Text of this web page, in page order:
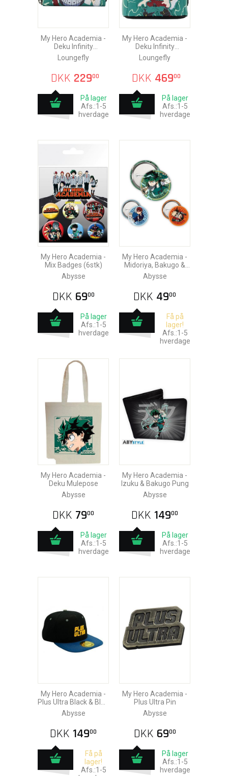
My Hero Academia -
Deku Infinity
Loungefly Pung
Loungefly
DKK 22900
På lager
Afs.:1-5
hverdage
My Hero Academia -
Deku Infinity
Loungefly Rygsæk
Loungefly
DKK 46900
På lager
Afs.:1-5
hverdage
My Hero Academia -
Mix Badges (6stk)
Abysse
DKK 6900
På lager
Afs.:1-5
hverdage
My Hero Academia -
Midoriya, Bakugo &
Todoroki Badges
(3stk)
Abysse
DKK 4900
Få på
lager!
Afs.:1-5
hverdage
My Hero Academia -
Deku Mulepose
Abysse
DKK 7900
På lager
Afs.:1-5
hverdage
My Hero Academia -
Izuku & Bakugo Pung
Abysse
DKK 14900
På lager
Afs.:1-5
hverdage
My Hero Academia -
Plus Ultra Black & Blue
Kasket
Abysse
DKK 14900
Få på
lager!
Afs.:1-5
My Hero Academia -
Plus Ultra Pin
Abysse
DKK 6900
På lager
Afs.:1-5
hverdage